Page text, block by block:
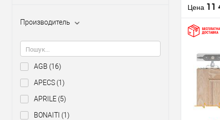
Производитель
AGB (16)
APECS (1)
APRILE (5)
BONAITI (1)
полотно
Цена 11
клик
В